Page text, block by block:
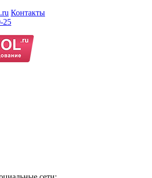
Контакты
25